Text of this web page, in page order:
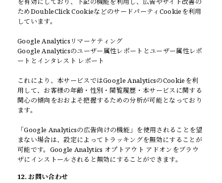
ためDoubleClick CookieなどのサードパーティCookieを利用
しています。
Google Analyticsリマーケティング
Google Analyticsのユーザー属性レポートとユーザー属性レポ
ートとインタレスト レポート
これにより、本サービスではGoogle AnalyticsのCookieを利
用して、お客様の年齢・性別・閲覧履歴・本サービスに関する
関心の傾向をおおよそ把握するための分析が可能となっており
ます。
「Google Analyticsの広告向けの機能」を使用されることを望
まない場合は、設定によってトラッキングを無効にすることが
可能です。Google Analytics オプトアウト アドオンをブラウ
ザにインストールされると無効にすることができます。
12. お問い合わせ